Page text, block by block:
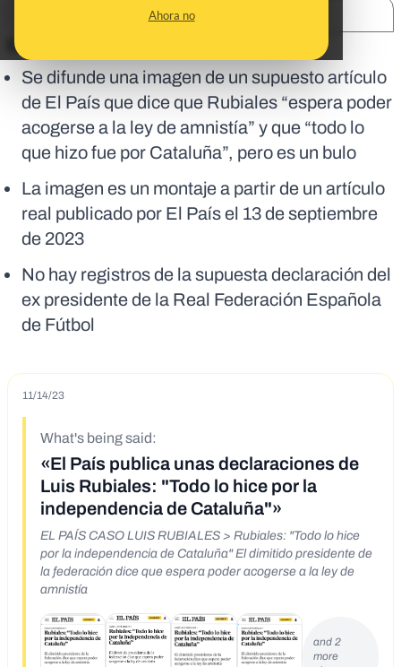
Ahora no
En corto:
Se difunde una imagen de un supuesto artículo
de El País que dice que Rubiales “espera poder
acogerse a la ley de amnistía” y que “todo lo
que hizo fue por Cataluña”, pero es un bulo
La imagen es un montaje a partir de un artículo
real publicado por El País el 13 de septiembre
de 2023
No hay registros de la supuesta declaración del
ex presidente de la Real Federación Española
de Fútbol
11/14/23
What's being said:
«El País publica unas declaraciones de
Luis Rubiales: "Todo lo hice por la
independencia de Cataluña"»
EL PAÍS CASO LUIS RUBIALES > Rubiales: "Todo lo hice
por la independencia de Cataluña" El dimitido presidente de
la federación dice que espera poder acogerse a la ley de
amnistía
and 2
more